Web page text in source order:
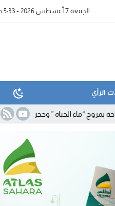
الجمعة 7 أغسطس 2026 - 5:33 صباحًا
الرأي
الحياة ” وحجز معدات للتقطير 19:39